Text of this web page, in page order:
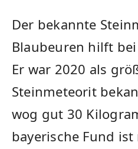
Der bekannte
Blaubeuren hilft
Er war 2020 als
Steinmeteorit
wog gut 30
bayerische Fund